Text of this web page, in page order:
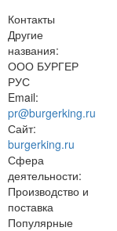
Контакты
Другие
названия:
ООО БУРГЕР
РУС
Email:
pr@burgerking.ru
Сайт:
burgerking.ru
Сфера
деятельности:
Производство и
поставка
Популярные